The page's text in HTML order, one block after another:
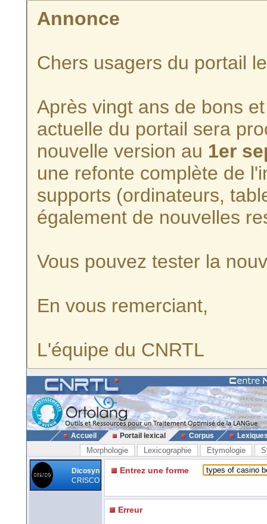
Annonce
Chers usagers du portail
Après vingt ans de bons
actuelle du portail sera
nouvelle version au 1er
une refonte complète de
supports (ordinateurs,
également de nouvelles
Vous pouvez tester la
En vous remerciant,
L'équipe du CNRTL
Accueil Portail lexical Corpus
Morphologie Lexicographie Etymologie
Dicosyn
CRISCO
Entrez une forme
Erreur